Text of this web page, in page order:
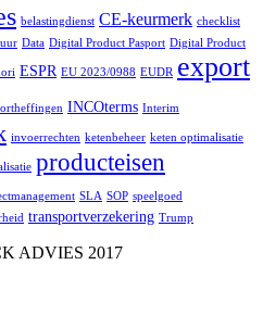
belastingdienst CE-keurmerk checklist
Data Digital Product Pasport Digital Product
ESPR EU 2023/0988 EUDR export
INCOterms Interim
invoerrechten ketenbeheer keten optimalisatie
producteisen
SLA SOP speelgoed
transportverzekering Trump
ADVIES 2017